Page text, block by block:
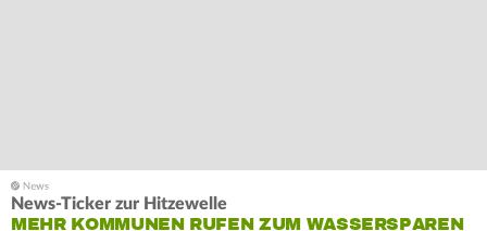
News-Ticker zur Hitzewelle
MEHR KOMMUNEN RUFEN ZUM WASSERSPAREN